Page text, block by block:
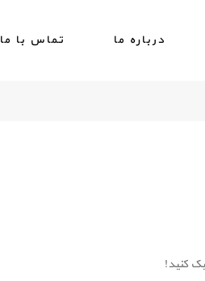
درباره ما تماس با ما
کنید!